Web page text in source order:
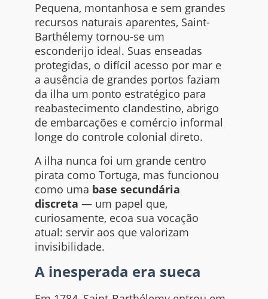
Pequena, montanhosa e sem grandes
recursos naturais aparentes, Saint-
Barthélemy tornou-se um
esconderijo ideal. Suas enseadas
protegidas, o difícil acesso por mar e
a ausência de grandes portos faziam
da ilha um ponto estratégico para
reabastecimento clandestino, abrigo
de embarcações e comércio informal
longe do controle colonial direto.
A ilha nunca foi um grande centro
pirata como Tortuga, mas funcionou
como uma base secundária
discreta — um papel que,
curiosamente, ecoa sua vocação
atual: servir aos que valorizam
invisibilidade.
A inesperada era sueca